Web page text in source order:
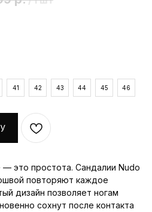
41 42 43 44 45 46
это простота. Сандалии Nudo
повторяют каждое
дизайн позволяет ногам
сохнут после контакта